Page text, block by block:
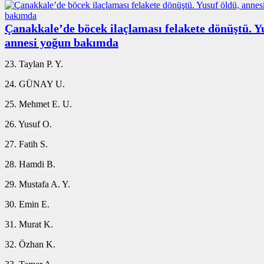
Çanakkale’de böcek ilaçlaması felakete dönüştü.
annesi yoğun bakımda
23. Taylan P. Y.
24. GÜNAY U.
25. Mehmet E. U.
26.⁠ ⁠Yusuf O.
27. ⁠Fatih S.
28.⁠ ⁠Hamdi B.
29.⁠ ⁠Mustafa A. Y.
30.⁠ ⁠Emin E.
31.⁠ ⁠Murat K.
32.⁠ ⁠Özhan K.